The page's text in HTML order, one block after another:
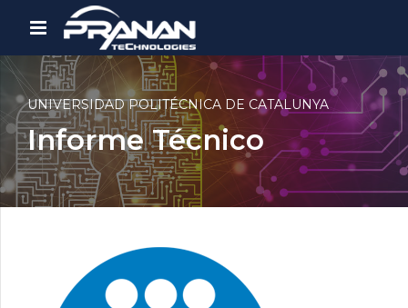
UNIVERSIDAD POLITÉCNICA DE CATALUNYA
Informe Técnico